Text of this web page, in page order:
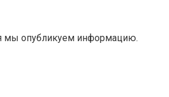
мы опубликуем информацию.